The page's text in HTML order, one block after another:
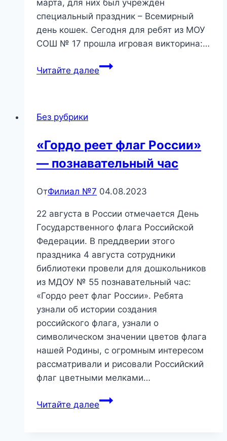
марта, для них был учреждён
специальный праздник – Всемирный
день кошек. Сегодня для ребят из МОУ
СОШ № 17 прошла игровая викторина:…
Читайте далее«Кошки-
Без рубрики
«Гордо реет флаг России»
— познавательный час
ОтФилиал №7 04.08.2023
22 августа в России отмечается День
Государственного флага Российской
Федерации. В преддверии этого
праздника 4 августа сотрудники
библиотеки провели для дошкольников
из МДОУ № 55 познавательный час:
«Гордо реет флаг России». Ребята
узнали об истории создания
российского флага, узнали о
символическом значении цветов флага
нашей Родины, с огромным интересом
рассматривали и рисовали Российский
флаг цветными мелками…
Читайте далее«Гордо